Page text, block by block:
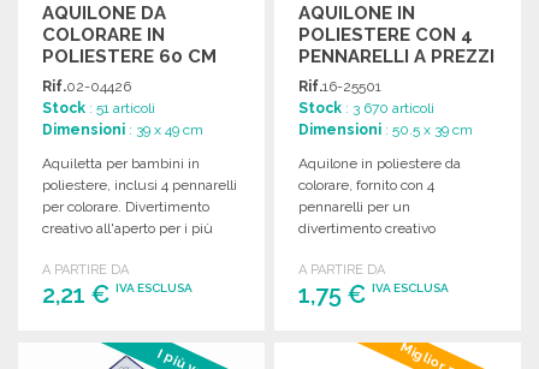
AQUILONE DA
COLORARE IN
POLIESTERE 60 CM
Rif.02-04426
Stock : 51 articoli
Dimensioni : 39 x 49 cm
Aquiletta per bambini in
poliestere, inclusi 4 pennarelli
per colorare. Divertimento
creativo all'aperto per i più
A PARTIRE DA
2,21 € IVA ESCLUSA
ORDINARE
AQUILONE IN
POLIESTERE CON 4
PENNARELLI A PREZZI
ALL'INGROSSO
Rif.16-25501
Stock : 3 670 articoli
Dimensioni : 50.5 x 39 cm
Aquilone in poliestere da
colorare, fornito con 4
pennarelli per un
divertimento creativo
A PARTIRE DA
1,75 €IVA ESCLUSA
ORDINARE